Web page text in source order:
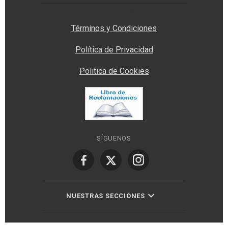
Términos y Condiciones
Política de Privacidad
Politica de Cookies
SÍGUENOS
NUESTRAS SECCIONES